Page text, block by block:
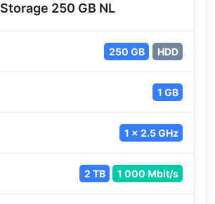
Storage 250 GB NL
250 GB HDD
1 GB
1 x 2.5 GHz
2 TB 1 000 Mbit/s